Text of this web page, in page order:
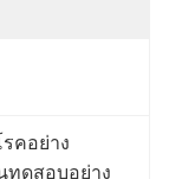
คอย่าง
ทดสอบอย่าง